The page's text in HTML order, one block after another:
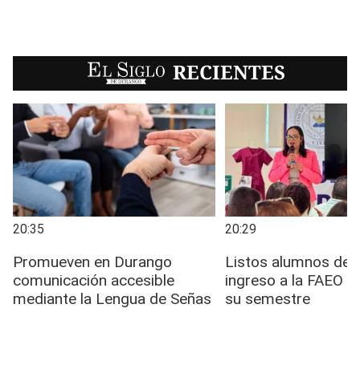
EL SIGLO RECIENTES